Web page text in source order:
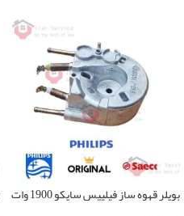
بویلر قهوه ساز فیلیپس سایکو 1900 وات